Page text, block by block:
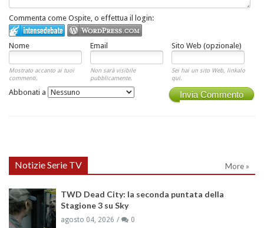
Commenta come Ospite, o effettua il login:
Nome Email Sito Web (opzionale)
Mostrato accanto ai tuoi
commenti.
Non sarà visibile
pubblicamente.
Sei hai un sito Web, linkalo
qui.
Invia Commento
Abbonati a
Notizie Serie TV More »
TWD Dead City: la seconda puntata della
Stagione 3 su Sky
agosto 04, 2026 0